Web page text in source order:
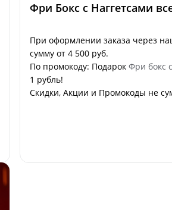
Фри Бокс с Наггетсами
При оформлении заказа через
сумму от 4 500 руб.
По промокоду: Подарок Фри бокс
1 рубль!
Скидки, Акции и Промокоды не